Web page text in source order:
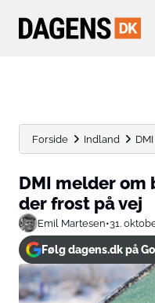
Forside Indland
DMI melder om
der frost på vej
Emil Martesen•31.
Følg dagens.dk på